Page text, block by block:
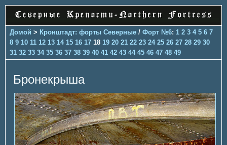
Домой > Кронштадт: форты Северные / Форт №6: 1 2 3 4 5 6 7
8 9 10 11 12 13 14 15 16 17 18 19 20 21 22 23 24 25 26 27 28 29 30
31 32 33 34 35 36 37 38 39 40 41 42 43 44 45 46 47 48 49
Бронекрыша